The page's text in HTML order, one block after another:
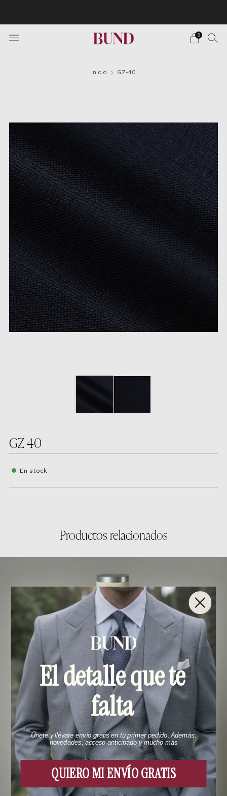
0
Inicio GZ-40
GZ-40
En stock
Productos relacionados
El detalle que te
falta
Únete y llévate envío gratis en tu primer pedido. Además:
novedades, acceso anticipado y mucho más
QUIERO MI ENVÍO GRATIS